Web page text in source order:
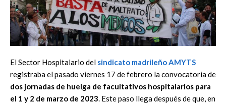
El Sector Hospitalario del sindicato madrileñoAMYTS
registraba el pasado viernes 17 de febrero la convocatoria de
dos jornadas de huelga de facultativos hospitalarios para
el 1 y 2 de marzo de 2023. Este paso llega después de que, en